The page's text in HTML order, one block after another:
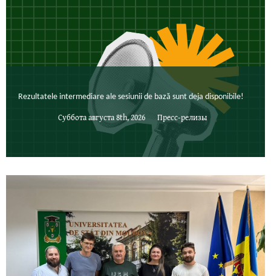
Rezultatele intermediare ale sesiunii de bază sunt deja disponibile!
Суббота августа 8th, 2026 Пресс-релизы